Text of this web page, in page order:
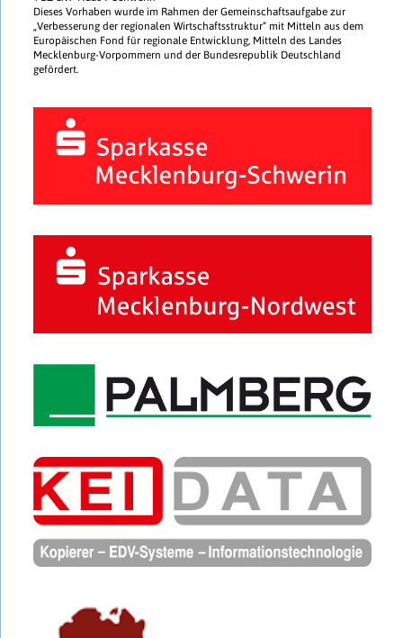
Dieses Vorhaben wurde im Rahmen der Gemeinschaftsaufgabe zur
„Verbesserung der regionalen Wirtschaftsstruktur“ mit Mitteln aus dem
Europäischen Fond für regionale Entwicklung, Mitteln des Landes
Mecklenburg-Vorpommern und der Bundesrepublik Deutschland
gefördert.